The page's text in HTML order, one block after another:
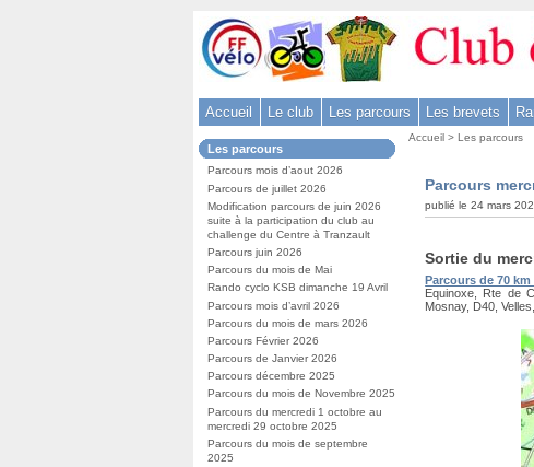
Accueil Le club Les parcours Les brevets
Dans
la
rubrique
:
Les parcours
Parcours mois d’aout 2026
Parcours de juillet 2026
Modification parcours de juin 2026
suite à la participation du club au
challenge du Centre à Tranzault
Parcours juin 2026
Parcours du mois de Mai
Rando cyclo KSB dimanche 19 Avril
Parcours mois d’avril 2026
Parcours du mois de mars 2026
Parcours Février 2026
Parcours de Janvier 2026
Parcours décembre 2025
Parcours du mois de Novembre 2025
Parcours du mercredi 1 octobre au
mercredi 29 octobre 2025
Parcours du mois de septembre
2025
Vous
Accueil >Les parcours
Parcours
publié le 24 mars
Contenu
Sortie du
Parcours de 70 km
Equinoxe, Rte de
Mosnay, D40,